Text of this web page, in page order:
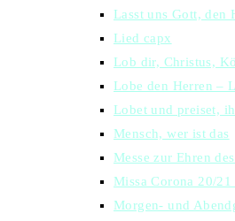
Lasst uns Gott, den
Lied capx
Lob dir, Christus,
Lobe den Herren –
Lobet und preiset,
Mensch, wer ist das
Messe zur Ehren
Missa Corona 20/21
Morgen- und